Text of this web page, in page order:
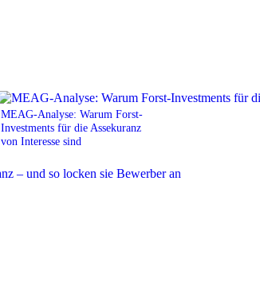
MEAG-Analyse: Warum Forst-
Investments für die Assekuranz
von Interesse sind